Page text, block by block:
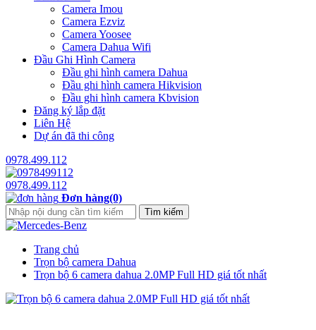
Camera Imou
Camera Ezviz
Camera Yoosee
Camera Dahua Wifi
Đầu Ghi Hình Camera
Đầu ghi hình camera Dahua
Đầu ghi hình camera Hikvision
Đầu ghi hình camera Kbvision
Đăng ký lắp đặt
Liên Hệ
Dự án đã thi công
0978.499.112
0978.499.112
Đơn hàng(0)
Trang chủ
Trọn bộ camera Dahua
Trọn bộ 6 camera dahua 2.0MP Full HD giá tốt nhất